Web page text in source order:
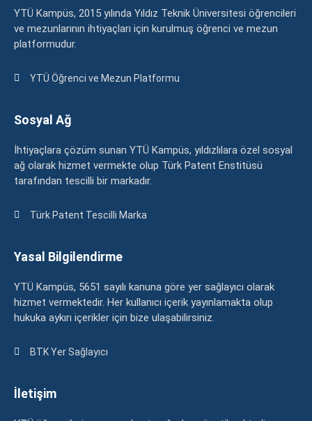
YTÜ Kampüs, 2015 yılında Yıldız Teknik Üniversitesi öğrencileri
ve mezunlarının ihtiyaçları için kurulmuş öğrenci ve mezun
platformudur.
YTÜ Öğrenci ve Mezun Platformu
Sosyal Ağ
İhtiyaçlara çözüm sunan YTÜ Kampüs, yıldızlılara özel sosyal
ağ olarak hizmet vermekte olup Türk Patent Enstitüsü
tarafından tescilli bir markadır.
Türk Patent Tescilli Marka
Yasal Bilgilendirme
YTÜ Kampüs, 5651 sayılı kanuna göre yer sağlayıcı olarak
hizmet vermektedir. Her kullanıcı içerik yayınlamakta olup
hukuka aykırı içerikler için bize ulaşabilirsiniz.
BTK Yer Sağlayıcı
İletişim